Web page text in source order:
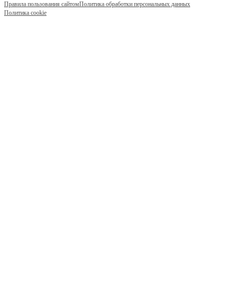
Правила пользования сайтомПолитика обработки персональных данных
Политика cookie